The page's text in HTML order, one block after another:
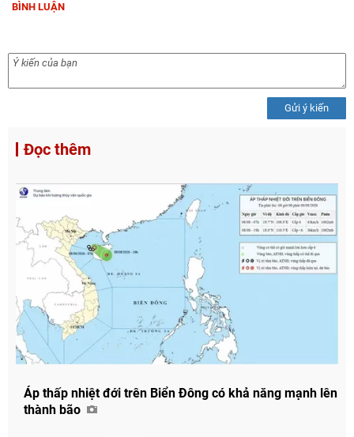
BÌNH LUẬN
Gửi ý kiến
Đọc thêm
Áp thấp nhiệt đới trên Biển Đông có khả năng mạnh lên
thành bão